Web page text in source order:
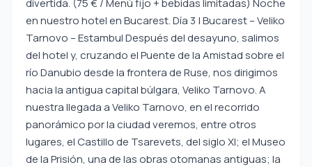
divertida. (75 € / Menú fijo + bebidas limitadas) Noche
en nuestro hotel en Bucarest. Día 3 | Bucarest – Veliko
Tarnovo – Estambul Después del desayuno, salimos
del hotel y, cruzando el Puente de la Amistad sobre el
río Danubio desde la frontera de Ruse, nos dirigimos
hacia la antigua capital búlgara, Veliko Tarnovo. A
nuestra llegada a Veliko Tarnovo, en el recorrido
panorámico por la ciudad veremos, entre otros
lugares, el Castillo de Tsarevets, del siglo XI; el Museo
de la Prisión, una de las obras otomanas antiguas; la